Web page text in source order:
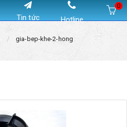
Tin tức Hotline
0
gia-bep-khe-2-hong